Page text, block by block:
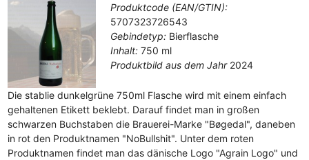
Produktcode (EAN/GTIN):
5707323726543
Gebindetyp: Bierflasche
Inhalt:750 ml
Produktbild aus dem Jahr 2024
Die stablie dunkelgrüne 750ml Flasche wird mit einem einfach
gehaltenen Etikett beklebt. Darauf findet man in großen
schwarzen Buchstaben die Brauerei-Marke "Bøgedal", daneben
in rot den Produktnamen "NoBullshit". Unter dem roten
Produktnamen findet man das dänische Logo "Agrain Logo" und